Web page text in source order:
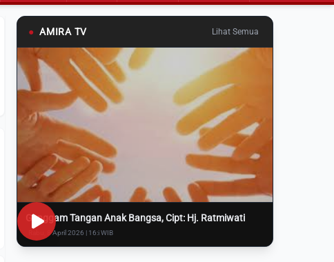
● AMIRA TV Lihat Semua
Genggam Tangan Anak Bangsa, Cipt: Hj. Ratmiwati
Rabu, 8 April 2026 | 16:i WIB